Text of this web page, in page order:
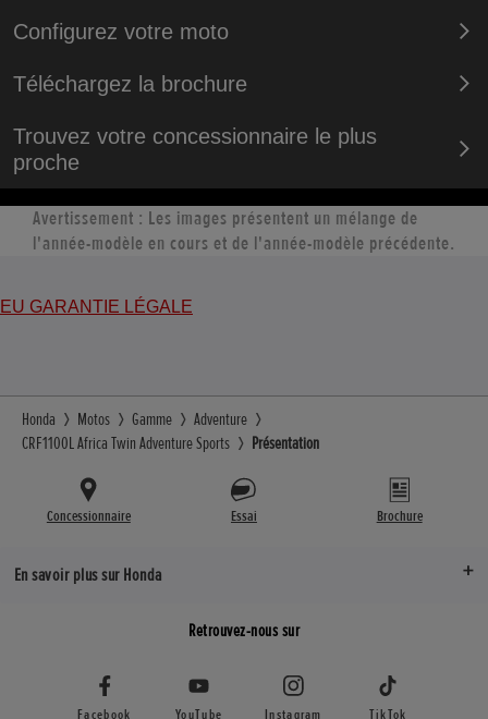
Configurez votre moto
Téléchargez la brochure
Trouvez votre concessionnaire le plus
proche
Avertissement : Les images présentent un mélange de
l'année-modèle en cours et de l'année-modèle précédente.
EU GARANTIE LÉGALE
Honda Motos Gamme
Adventure
CRF1100L Africa Twin Adventure Sports
Présentation
Concessionnaire Essai Brochure
En savoir plus sur Honda
Retrouvez-nous sur
Facebook YouTube Instagram TikTok